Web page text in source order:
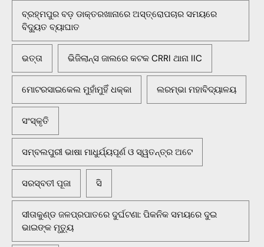
ବ୍ରହ୍ମପୁର ବଡ଼ ଡାକ୍ତରଖାନାରେ ଅସ୍ତ୍ରୋପଚାର ସମୟରେ
ବିଦ୍ୟୁତ ବ୍ୟାଘାତ
ଭତ୍ତା ଭିଜିଲାନ୍ସ ଜାଲରେ କଟକ CRRI ଥାନା IIC
ମୋଟରସାଇକେଲ ମୁହାଁମୁହିଁ ଧକ୍କା ଲରମ୍ଭା ମହାବିଦ୍ୟାଳୟ
ସଂସ୍କୃତି
ସମ୍ବଲପୁରୀ ଭାଷା ମାଧୁର୍ଯ୍ୟପୂର୍ଣ ଓ ସ୍ୱତନ୍ତ୍ର ଅଟେ
ସରସ୍ବତୀ ପୂଜା ସି
ସୀତାକୁଣ୍ଡ ଜଳପ୍ରପାତରେ ଦୁର୍ଘଟଣା: ପିକନିକ ସମୟରେ ଦୁଇ
ଭାଇଙ୍କ ମୃତ୍ୟୁ